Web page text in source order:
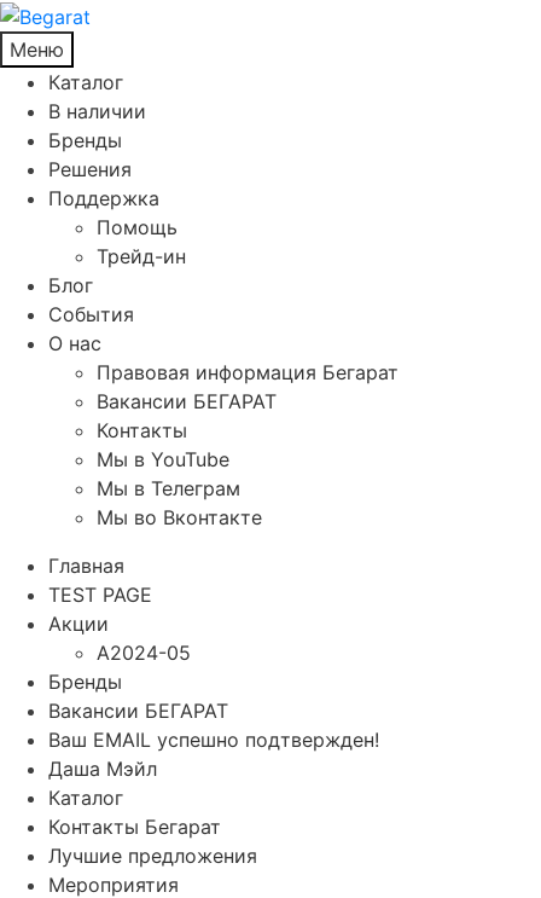
Меню
Каталог
В наличии
Бренды
Решения
Поддержка
Помощь
Трейд-ин
Блог
События
О нас
Правовая информация Бегарат
Вакансии БЕГАРАТ
Контакты
Мы в YouTube
Мы в Телеграм
Мы во Вконтакте
Главная
TEST PAGE
Акции
A2024-05
Бренды
Вакансии БЕГАРАТ
Ваш EMAIL успешно подтвержден!
Даша Мэйл
Каталог
Контакты Бегарат
Лучшие предложения
Мероприятия